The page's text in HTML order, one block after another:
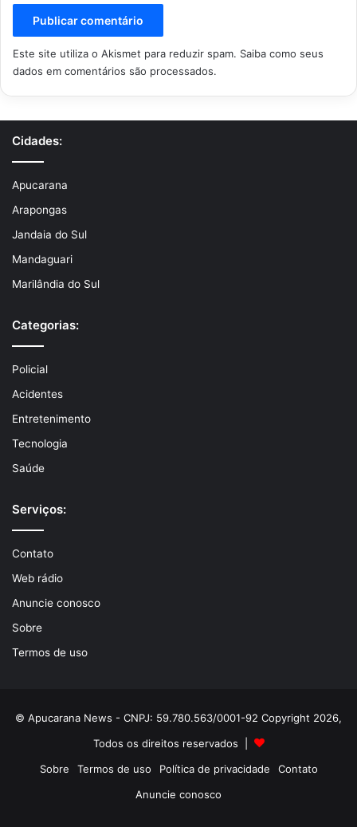
Este site utiliza o Akismet para reduzir spam. Saiba como seus
dados em comentários são processados.
Cidades:
Apucarana
Arapongas
Jandaia do Sul
Mandaguari
Marilândia do Sul
Categorias:
Policial
Acidentes
Entretenimento
Tecnologia
Saúde
Serviços:
Contato
Web rádio
Anuncie conosco
Sobre
Termos de uso
© Apucarana News - CNPJ: 59.780.563/0001-92 Copyright 2026,
Todos os direitos reservados |
Sobre
Termos de uso Política de privacidade
Contato
Anuncie conosco